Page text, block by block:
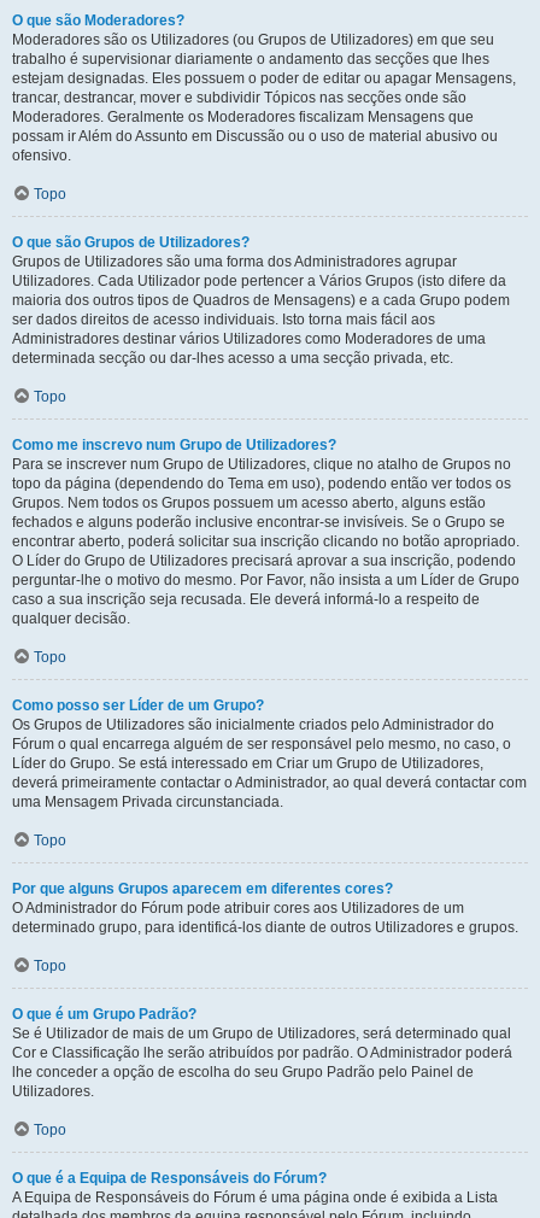
O que são Moderadores?
Moderadores são os Utilizadores (ou Grupos de Utilizadores) em que seu
trabalho é supervisionar diariamente o andamento das secções que lhes
estejam designadas. Eles possuem o poder de editar ou apagar Mensagens,
trancar, destrancar, mover e subdividir Tópicos nas secções onde são
Moderadores. Geralmente os Moderadores fiscalizam Mensagens que
possam ir Além do Assunto em Discussão ou o uso de material abusivo ou
ofensivo.
Topo
O que são Grupos de Utilizadores?
Grupos de Utilizadores são uma forma dos Administradores agrupar
Utilizadores. Cada Utilizador pode pertencer a Vários Grupos (isto difere da
maioria dos outros tipos de Quadros de Mensagens) e a cada Grupo podem
ser dados direitos de acesso individuais. Isto torna mais fácil aos
Administradores destinar vários Utilizadores como Moderadores de uma
determinada secção ou dar-lhes acesso a uma secção privada, etc.
Topo
Como me inscrevo num Grupo de Utilizadores?
Para se inscrever num Grupo de Utilizadores, clique no atalho de Grupos no
topo da página (dependendo do Tema em uso), podendo então ver todos os
Grupos. Nem todos os Grupos possuem um acesso aberto, alguns estão
fechados e alguns poderão inclusive encontrar-se invisíveis. Se o Grupo se
encontrar aberto, poderá solicitar sua inscrição clicando no botão apropriado.
O Líder do Grupo de Utilizadores precisará aprovar a sua inscrição, podendo
perguntar-lhe o motivo do mesmo. Por Favor, não insista a um Líder de Grupo
caso a sua inscrição seja recusada. Ele deverá informá-lo a respeito de
qualquer decisão.
Topo
Como posso ser Líder de um Grupo?
Os Grupos de Utilizadores são inicialmente criados pelo Administrador do
Fórum o qual encarrega alguém de ser responsável pelo mesmo, no caso, o
Líder do Grupo. Se está interessado em Criar um Grupo de Utilizadores,
deverá primeiramente contactar o Administrador, ao qual deverá contactar com
uma Mensagem Privada circunstanciada.
Topo
Por que alguns Grupos aparecem em diferentes cores?
O Administrador do Fórum pode atribuir cores aos Utilizadores de um
determinado grupo, para identificá-los diante de outros Utilizadores e grupos.
Topo
O que é um Grupo Padrão?
Se é Utilizador de mais de um Grupo de Utilizadores, será determinado qual
Cor e Classificação lhe serão atribuídos por padrão. O Administrador poderá
lhe conceder a opção de escolha do seu Grupo Padrão pelo Painel de
Utilizadores.
Topo
O que é a Equipa de Responsáveis do Fórum?
A Equipa de Responsáveis do Fórum é uma página onde é exibida a Lista